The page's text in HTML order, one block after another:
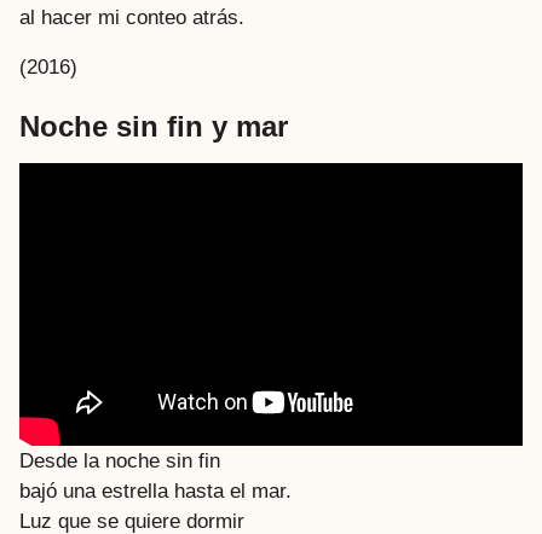
al hacer mi conteo atrás.
(2016)
Noche sin fin y mar
Desde la noche sin fin
bajó una estrella hasta el mar.
Luz que se quiere dormir